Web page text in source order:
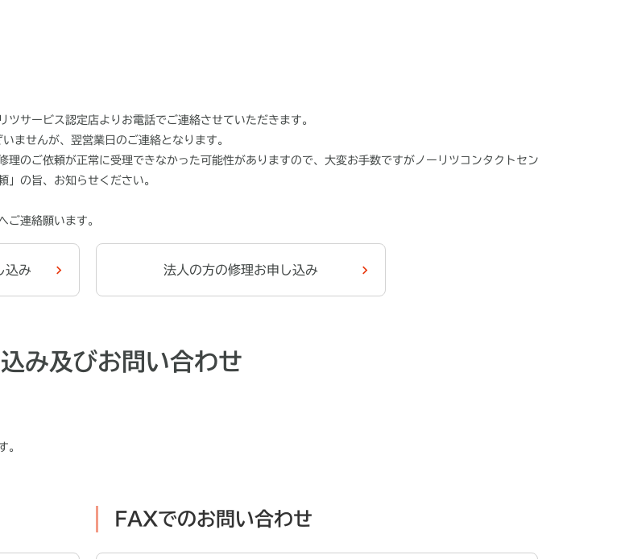
サービス認定店よりお電話でご連絡させていただきます。
ませんが、翌営業日のご連絡となります。
のご依頼が正常に受理できなかった可能性がありますので、大変お手数ですがノーリツコンタクトセン
の旨、お知らせください。
連絡願います。
込み 法人の方の修理お申し込み
み及びお問い合わせ
。
FAXでのお問い合わせ